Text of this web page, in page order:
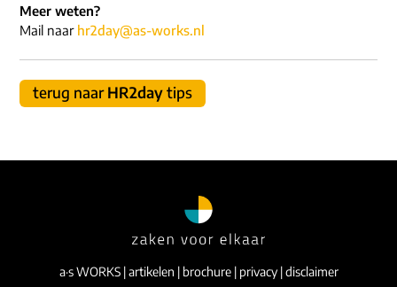
Meer weten?
Mail naar hr2day@as-works.nl
terug naarHR2daytips
a·s WORKS|artikelen | brochure| privacy|disclaimer